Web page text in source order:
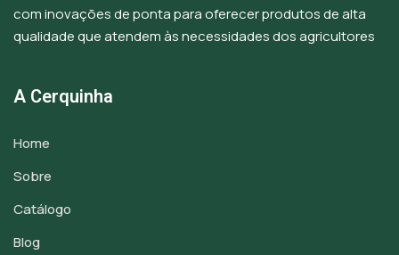
com inovações de ponta para oferecer produtos de alta
qualidade que atendem às necessidades dos agricultores
A Cerquinha
Home
Sobre
Catálogo
Blog